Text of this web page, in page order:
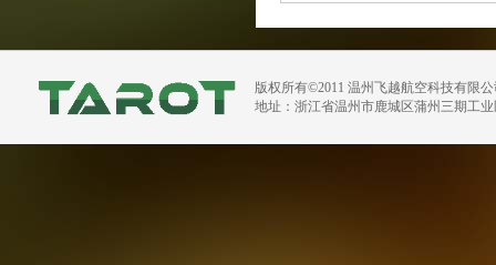
版权所有©2011 温州飞越航空科技有限
地址：浙江省温州市鹿城区蒲州三期工业